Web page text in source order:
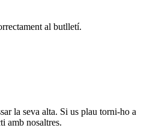
al butlletí.
la seva alta. Si us plau torni-ho a
amb nosaltres.